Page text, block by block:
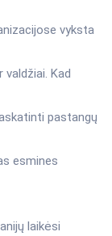
vyksta
valdžiai. Kad
pastangų
esmines
laikėsi